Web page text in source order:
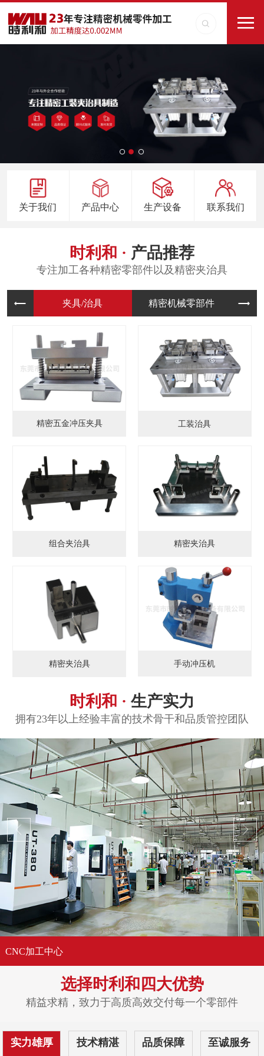
关于我们 产品中心 生产设备 联系我们
时利和 · 产品推荐
专注加工各种精密零部件以及精密夹治具
夹具/治 精密机械
精密五金冲压夹具 工装治具
组合夹治具 精密夹治具
精密夹治具 手动冲压机
时利和 · 生产实力
拥有23年以上经验丰富的技术骨干和品质管控团队
CNC加工中心
选择时利和 四大优势
精益求精，致力于高质高效交付每一个零部件
实力雄厚 技术精湛 品质保障 至诚服务